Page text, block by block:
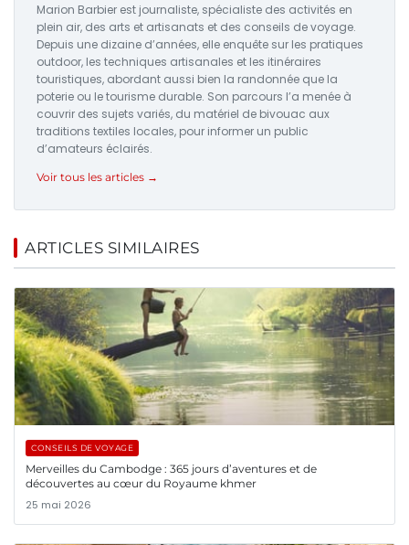
Marion Barbier est journaliste, spécialiste des activités en
plein air, des arts et artisanats et des conseils de voyage.
Depuis une dizaine d’années, elle enquête sur les pratiques
outdoor, les techniques artisanales et les itinéraires
touristiques, abordant aussi bien la randonnée que la
poterie ou le tourisme durable. Son parcours l’a menée à
couvrir des sujets variés, du matériel de bivouac aux
traditions textiles locales, pour informer un public
d’amateurs éclairés.
Voir tous les articles →
ARTICLES SIMILAIRES
CONSEILS DE VOYAGE
Merveilles du Cambodge : 365 jours d’aventures et de
découvertes au cœur du Royaume khmer
25 mai 2026